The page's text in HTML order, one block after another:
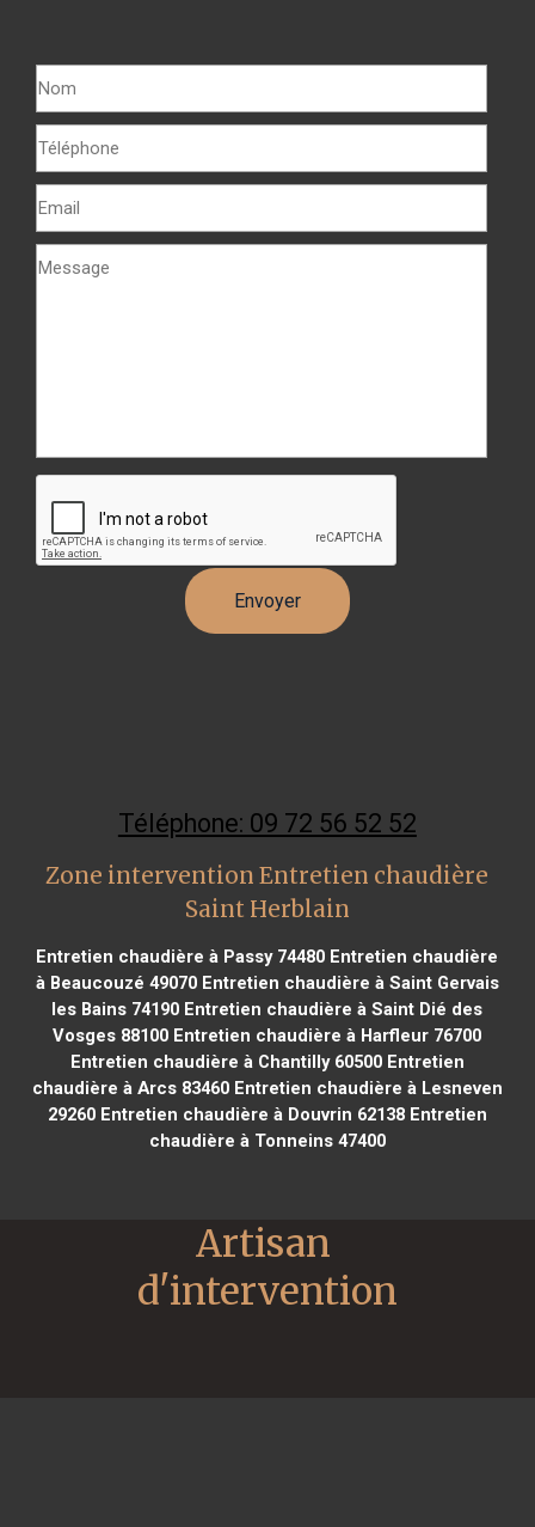
Téléphone: 09 72 56 52 52
Zone intervention Entretien chaudière
Saint Herblain
Entretien chaudière à Passy 74480 Entretien chaudière
à Beaucouzé 49070Entretien chaudière à Saint Gervais
les Bains 74190 Entretien chaudière à Saint Dié des
Vosges 88100 Entretien chaudière à Harfleur 76700
Entretien chaudière à Chantilly 60500Entretien
chaudière à Arcs 83460Entretien chaudière à Lesneven
29260Entretien chaudière à Douvrin 62138Entretien
chaudière à Tonneins 47400
Artisan
d'intervention